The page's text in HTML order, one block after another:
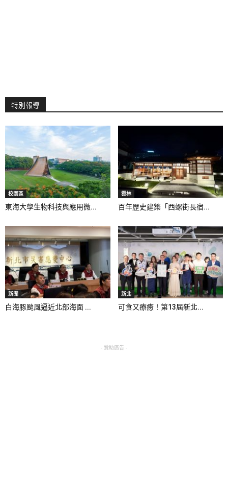
特別報導
校園區
東海大學生物科技與應用微...
雲林
百年歷史建築「西螺街長宿...
新聞
白海豚颱風逼近北部海面 ...
新北
可食又療癒！第13屆新北...
- 贊助廣告 -